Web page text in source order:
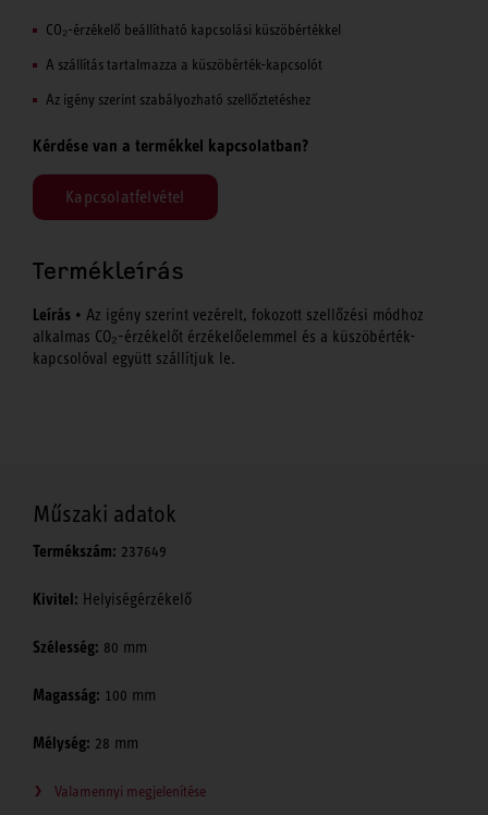
CO₂-érzékelő beállítható kapcsolási küszöbértékkel
A szállítás tartalmazza a küszöbérték-kapcsolót
Az igény szerint szabályozható szellőztetéshez
Kérdése van a termékkel kapcsolatban?
Kapcsolatfelvétel
Termékleírás
Leírás • Az igény szerint vezérelt, fokozott szellőzési módhoz
alkalmas CO₂-érzékelőt érzékelőelemmel és a küszöbérték-
kapcsolóval együtt szállítjuk le.
Műszaki adatok
Termékszám: 237649
Kivitel: Helyiségérzékelő
Szélesség: 80 mm
Magasság: 100 mm
Mélység: 28 mm
Valamennyi megjelenítése